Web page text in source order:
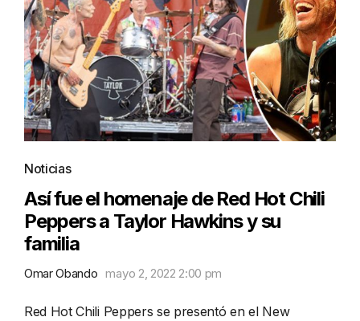
Noticias
Así fue el homenaje de Red Hot Chili
Peppers a Taylor Hawkins y su
familia
Omar Obando mayo 2, 2022 2:00 pm
Red Hot Chili Peppers se presentó en el New